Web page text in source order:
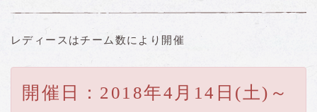
レディースはチーム数により開催
開催日：2018年4月14日(土)～